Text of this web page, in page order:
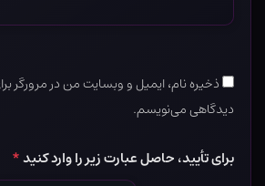
ذخیره نام، ایمیل و وبسایت من در مرورگر
دیدگاهی می‌نویسم.
برای تأیید، حاصل عبارت زیر را وارد کنید*